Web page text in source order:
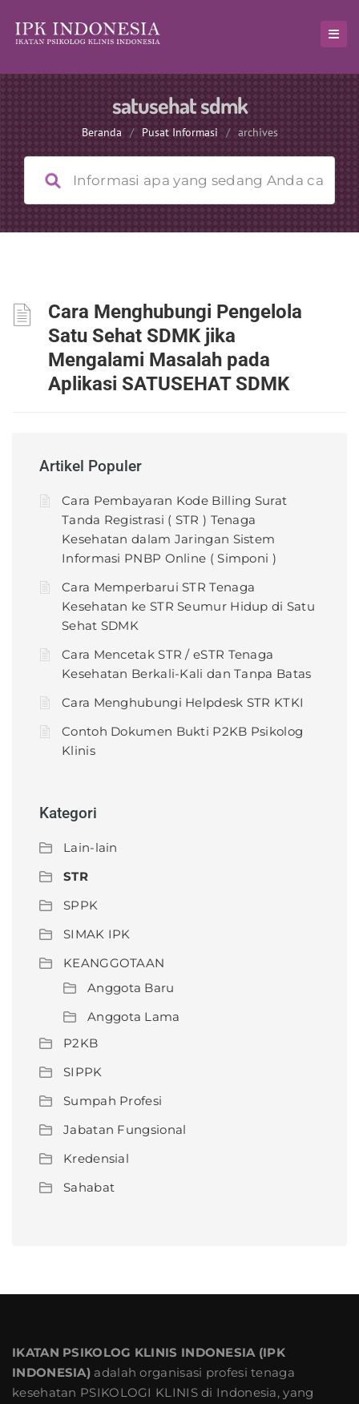
satusehat sdmk
Beranda / Pusat Informasi / archives
Cara Menghubungi Pengelola
Satu Sehat SDMK jika
Mengalami Masalah pada
Aplikasi SATUSEHAT SDMK
Artikel Populer
Cara Pembayaran Kode Billing Surat
Tanda Registrasi ( STR ) Tenaga
Kesehatan dalam Jaringan Sistem
Informasi PNBP Online ( Simponi )
Cara Memperbarui STR Tenaga
Kesehatan ke STR Seumur Hidup di Satu
Sehat SDMK
Cara Mencetak STR / eSTR Tenaga
Kesehatan Berkali-Kali dan Tanpa Batas
Cara Menghubungi Helpdesk STR KTKI
Contoh Dokumen Bukti P2KB Psikolog
Klinis
Kategori
Lain-lain
STR
SPPK
SIMAK IPK
KEANGGOTAAN
Anggota Baru
Anggota Lama
P2KB
SIPPK
Sumpah Profesi
Jabatan Fungsional
Kredensial
Sahabat
IKATAN PSIKOLOG KLINIS INDONESIA (IPK
INDONESIA) adalah organisasi profesi tenaga
kesehatan PSIKOLOGI KLINIS di Indonesia, yang